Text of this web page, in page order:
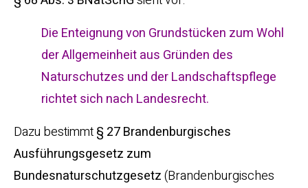
Die Enteignung von Grundstücken zum Wohl
der Allgemeinheit aus Gründen des
Naturschutzes und der Landschaftspflege
richtet sich nach Landesrecht.
Dazu bestimmt§ 27 Brandenburgisches
Ausführungsgesetz zum
Bundesnaturschutzgesetz(Brandenburgisches